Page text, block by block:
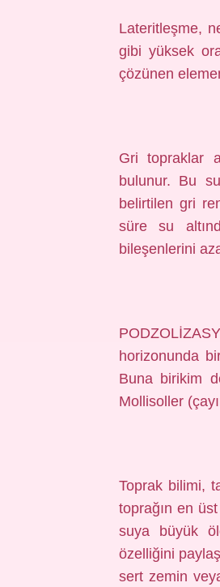
Lateritleşme,
gibi yüksek
çözünen
Gri topraklar
bulunur. Bu
belirtilen gri
süre su
bileşenlerini
horizonunda
Buna birikim
Mollisoller
Toprak bilimi,
toprağın en
suya büyük
özelliğini
sert zemin